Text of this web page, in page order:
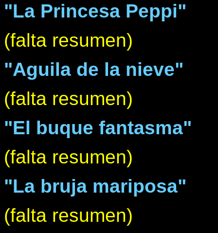
"La Princesa Peppi"
(falta resumen)
"Aguila de la nieve"
(falta resumen)
"El buque fantasma"
(falta resumen)
"La bruja mariposa"
(falta resumen)